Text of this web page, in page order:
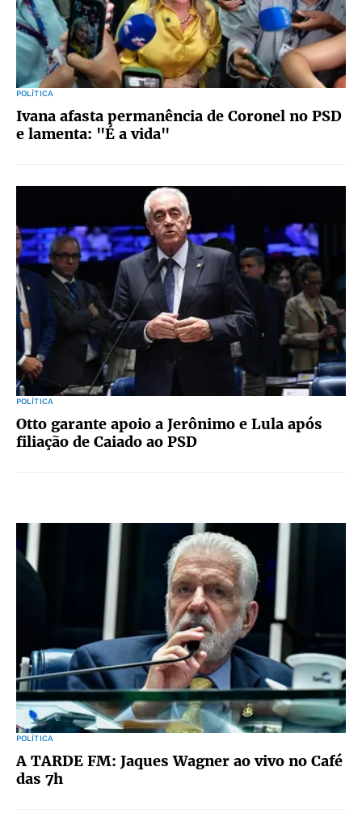
POLÍTICA
Ivana afasta permanência de Coronel no PSD
e lamenta: "É a vida"
POLÍTICA
Otto garante apoio a Jerônimo e Lula após
filiação de Caiado ao PSD
POLÍTICA
A TARDE FM: Jaques Wagner ao vivo no Café
das 7h